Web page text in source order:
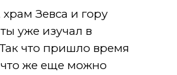
Зевса и гору
уже изучал в
что пришло время
что же еще можно